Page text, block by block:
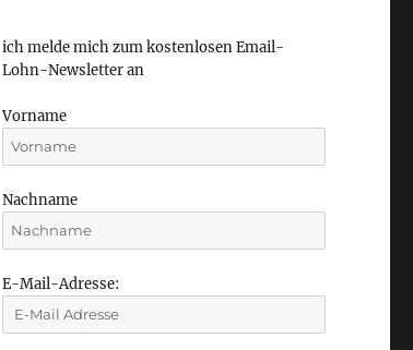
ich melde mich zum kostenlosen Email-
Lohn-Newsletter an
Vorname
Nachname
E-Mail-Adresse: